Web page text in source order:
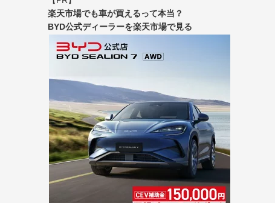
楽天市場でも車が買えるって本当？
BYD公式ディーラーを楽天市場で見る